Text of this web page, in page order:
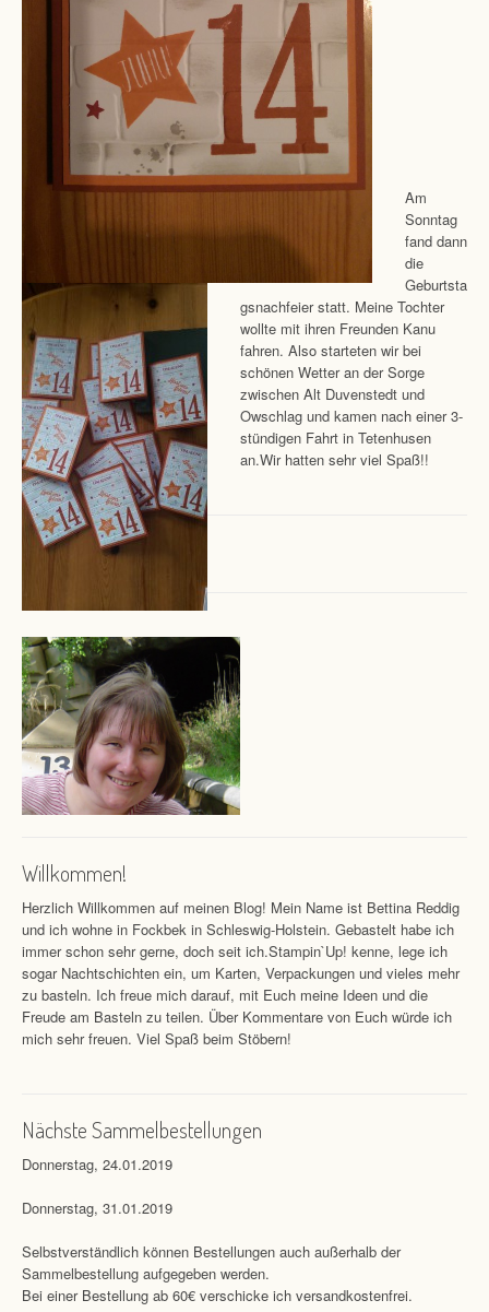
Am
Sonntag
fand dann
die
Geburtsta
gsnachfeier statt. Meine Tochter
wollte mit ihren Freunden Kanu
fahren. Also starteten wir bei
schönen Wetter an der Sorge
zwischen Alt Duvenstedt und
Owschlag und kamen nach einer 3-
stündigen Fahrt in Tetenhusen
an.Wir hatten sehr viel Spaß!!
Willkommen!
Herzlich Willkommen auf meinen Blog! Mein Name ist Bettina Reddig
und ich wohne in Fockbek in Schleswig-Holstein. Gebastelt habe ich
immer schon sehr gerne, doch seit ich.Stampin`Up! kenne, lege ich
sogar Nachtschichten ein, um Karten, Verpackungen und vieles mehr
zu basteln. Ich freue mich darauf, mit Euch meine Ideen und die
Freude am Basteln zu teilen. Über Kommentare von Euch würde ich
mich sehr freuen. Viel Spaß beim Stöbern!
Nächste Sammelbestellungen
Donnerstag, 24.01.2019
Donnerstag, 31.01.2019
Selbstverständlich können Bestellungen auch außerhalb der
Sammelbestellung aufgegeben werden.
Bei einer Bestellung ab 60€ verschicke ich versandkostenfrei.